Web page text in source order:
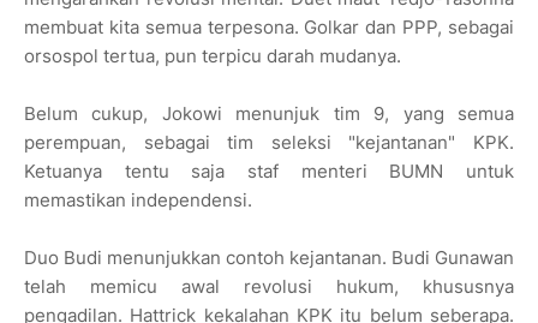
membuat kita semua terpesona. Golkar dan PPP, sebagai
orsospol tertua, pun terpicu darah mudanya.
Belum cukup, Jokowi menunjuk tim 9, yang semua
perempuan, sebagai tim seleksi "kejantanan" KPK.
Ketuanya tentu saja staf menteri BUMN untuk
memastikan independensi.
Duo Budi menunjukkan contoh kejantanan. Budi Gunawan
telah memicu awal revolusi hukum, khususnya
pengadilan. Hattrick kekalahan KPK itu belum seberapa.